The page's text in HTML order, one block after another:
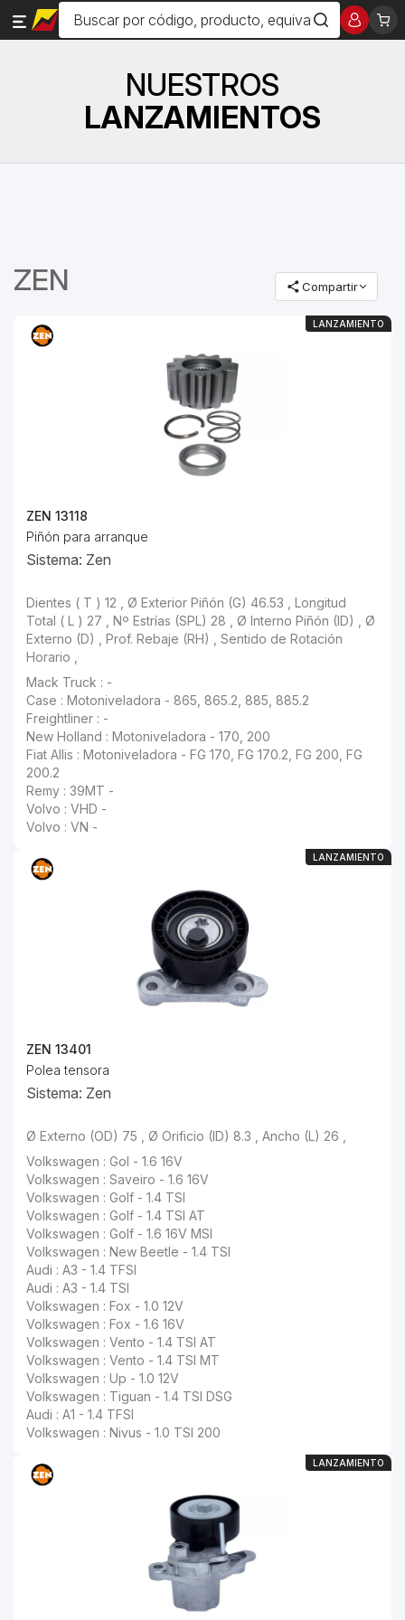
NUESTROS
LANZAMIENTOS
ZEN Compartir
ZEN 13118
Piñón para arranque
Sistema: Zen
Dientes ( T ) 12 , Ø Exterior Piñón (G) 46.53 , Longitud
Total ( L ) 27 , Nº Estrías (SPL) 28 , Ø Interno Piñón (ID) , Ø
Externo (D) , Prof. Rebaje (RH) , Sentido de Rotación
Horario ,
Mack Truck : -
Case : Motoniveladora - 865, 865.2, 885, 885.2
Freightliner : -
New Holland : Motoniveladora - 170, 200
Fiat Allis : Motoniveladora - FG 170, FG 170.2, FG 200, FG
200.2
Remy : 39MT -
Volvo : VHD -
Volvo : VN -
LANZAMIENTO
ZEN 13401
Polea tensora
Sistema: Zen
Ø Externo (OD) 75 , Ø Orificio (ID) 8.3 , Ancho (L) 26 ,
Volkswagen : Gol - 1.6 16V
Volkswagen : Saveiro - 1.6 16V
Volkswagen : Golf - 1.4 TSI
Volkswagen : Golf - 1.4 TSI AT
Volkswagen : Golf - 1.6 16V MSI
Volkswagen : New Beetle - 1.4 TSI
Audi : A3 - 1.4 TFSI
Audi : A3 - 1.4 TSI
Volkswagen : Fox - 1.0 12V
Volkswagen : Fox - 1.6 16V
Volkswagen : Vento - 1.4 TSI AT
Volkswagen : Vento - 1.4 TSI MT
Volkswagen : Up - 1.0 12V
Volkswagen : Tiguan - 1.4 TSI DSG
Audi : A1 - 1.4 TFSI
Volkswagen : Nivus - 1.0 TSI 200
LANZAMIENTO
LANZAMIENTO